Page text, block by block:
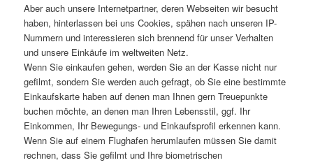
Aber auch unsere Internetpartner, deren Webseiten wir besucht
haben, hinterlassen bei uns Cookies, spähen nach unseren IP-
Nummern und interessieren sich brennend für unser Verhalten
und unsere Einkäufe im weltweiten Netz.
Wenn Sie einkaufen gehen, werden Sie an der Kasse nicht nur
gefilmt, sondern Sie werden auch gefragt, ob Sie eine bestimmte
Einkaufskarte haben auf denen man Ihnen gern Treuepunkte
buchen möchte, an denen man Ihren Lebensstil, ggf. Ihr
Einkommen, Ihr Bewegungs- und Einkaufsprofil erkennen kann.
Wenn Sie auf einem Flughafen herumlaufen müssen Sie damit
rechnen, dass Sie gefilmt und Ihre biometrischen